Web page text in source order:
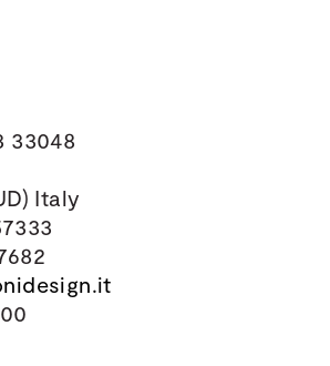
33048
Italy